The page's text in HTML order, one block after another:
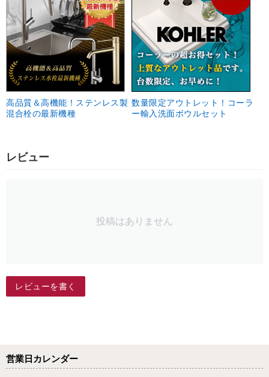
高品質＆高機能！ステンレス製
混合栓の最新機種
数量限定アウトレット！コーラ
ー輸入洗面ボウルセット
レビュー
投稿はありません
レビューを書く
営業日カレンダー